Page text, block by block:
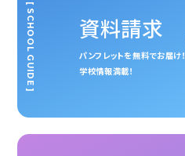
資料請求
パンフレットを無料でお届け！
学校情報満載！
[ SCHOOL GUIDE ]